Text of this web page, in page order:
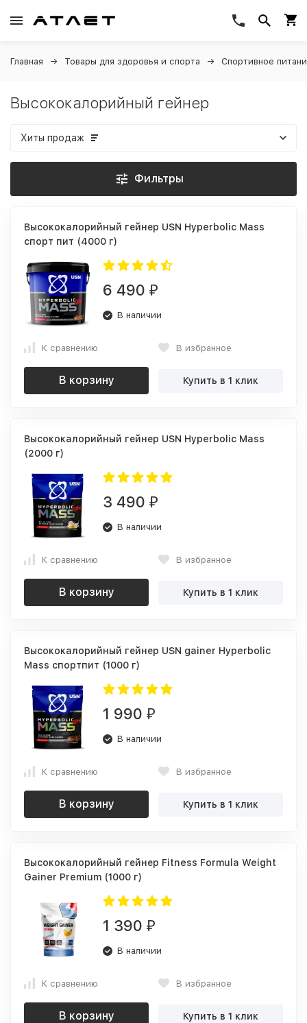
Главная Товары для здоровья и спорта Спортивное
Высококалорийный гейнер
Хиты продаж
Фильтры
Высококалорийный гейнер USN Hyperbolic Mass
спорт пит (4000 г)
6 490 ₽
В наличии
К сравнению В избранное
В корзину Купить в 1 клик
Высококалорийный гейнер USN Hyperbolic Mass
(2000 г)
3 490 ₽
В наличии
К сравнению В избранное
В корзину Купить в 1 клик
Высококалорийный гейнер USN gainer Hyperbolic
Mass спортпит (1000 г)
1 990 ₽
В наличии
К сравнению В избранное
В корзину Купить в 1 клик
Высококалорийный гейнер Fitness Formula Weight
Gainer Premium (1000 г)
1 390 ₽
В наличии
К сравнению В избранное
В корзину Купить в 1 клик